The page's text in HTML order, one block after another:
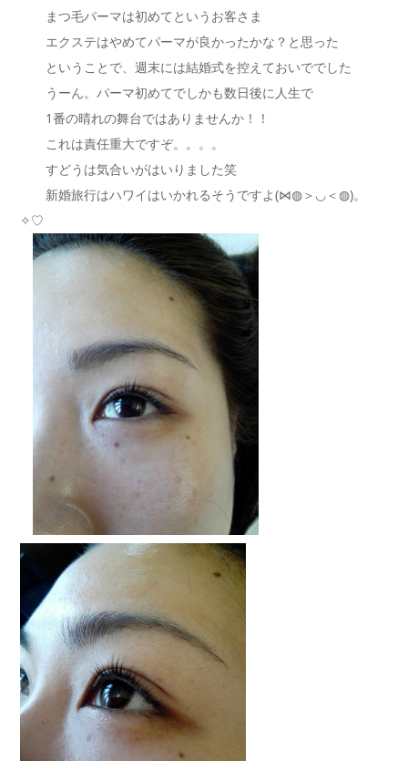
まつ毛パーマは初めてというお客さま
エクステはやめてパーマが良かったかな？と思った
ということで、週末には結婚式を控えておいででした
うーん。パーマ初めてでしかも数日後に人生で
1番の晴れの舞台ではありませんか！！
これは責任重大ですぞ。。。。
すどうは気合いがはいりました笑
新婚旅行はハワイはいかれるそうですよ(⋈◍＞◡＜◍)。
✧♡